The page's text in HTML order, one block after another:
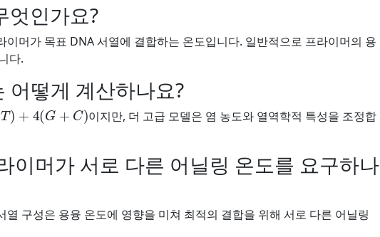
엇인가요?
이머가 목표 DNA 서열에 결합하는 온도입니다. 일반적으로 프라이머의 용
다.
어떻게 계산하나요?
4 ( + C)
이지만, 더 고급 모델은 염 농도와 열역학적 특성을 조정합
이머가 서로 다른 어닐링 온도를 요구하나
열 구성은 용융 온도에 영향을 미쳐 최적의 결합을 위해 서로 다른 어닐링